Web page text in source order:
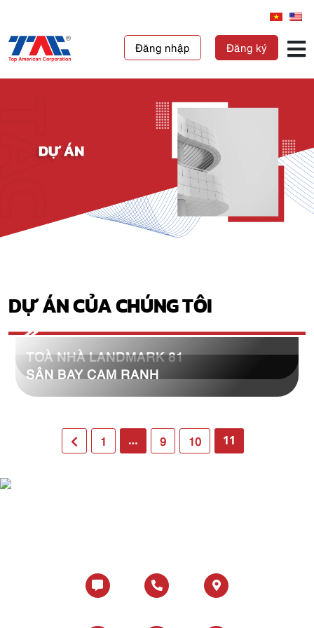
Đăng nhập Đăng ký
DỰ ÁN CỦA CHÚNG TÔI
TOÀ NHÀ LANDMARK 81
SÂN BAY CAM RANH
1 … 9 10 11